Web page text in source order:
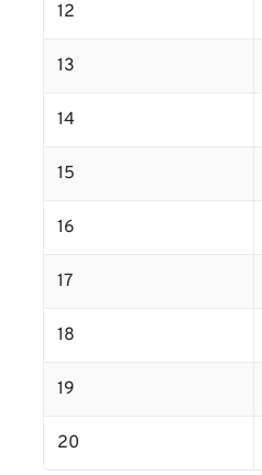
12
13
14
15
16
17
18
19
20